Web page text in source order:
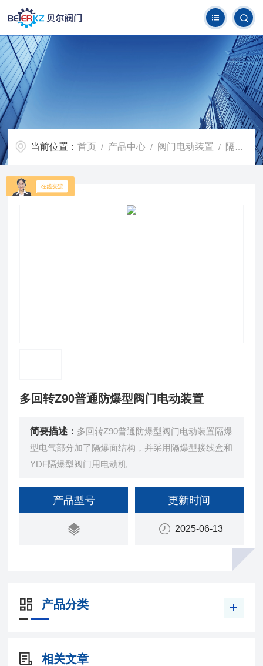
当前位置：首页 / 产品中心 / 阀门电动装置 / 隔爆型阀门电动装置
多回转Z90普通防爆型阀门电动装置
简要描述： 多回转Z90普通防爆型阀门电动装置隔爆
型电气部分加了隔爆面结构，并采用隔爆型接线盒和
YDF隔爆型阀门用电动机
产品型号 更新时间
2025-06-13
产品分类
相关文章